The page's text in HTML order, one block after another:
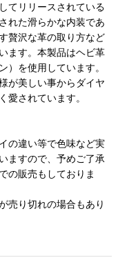
てリリースされている
れた滑らかな内装であ
贅沢な革の取り方など
ます。本製品はヘビ革
）を使用しています。
が美しい事からダイヤ
愛されています。
の違い等で色味など実
ますので、予めご了承
の販売もしておりま
売り切れの場合もあり